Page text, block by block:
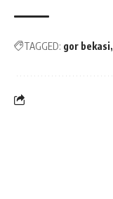
TAGGED: gor bekasi